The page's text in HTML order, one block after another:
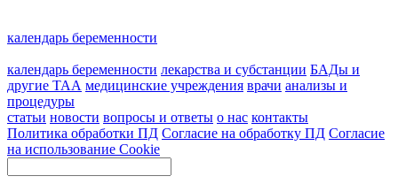
календарь беременности
календарь беременности лекарства и субстанции БАДы и
другие ТАА медицинские учреждения врачи анализы и
процедуры
статьи новости вопросы и ответы о нас контакты
Политика обработки ПД Согласие на обработку ПД Согласие
на использование Cookie